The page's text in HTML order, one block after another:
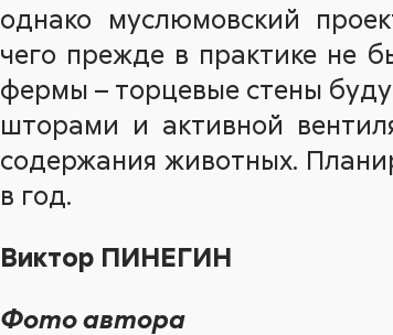
однако муслюмовский
чего прежде в практике не
фермы – торцевые стены
шторами и активной
содержания животных.
в год.
Виктор ПИНЕГИН
Фото автора